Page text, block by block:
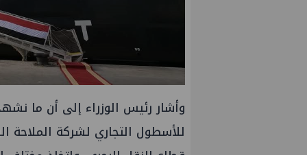
وأشار رئيس الوزراء إلى أن ما
للأسطول التجاري لشركة الملاحة